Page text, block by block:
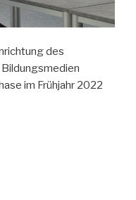
des
im Frühjahr 2022